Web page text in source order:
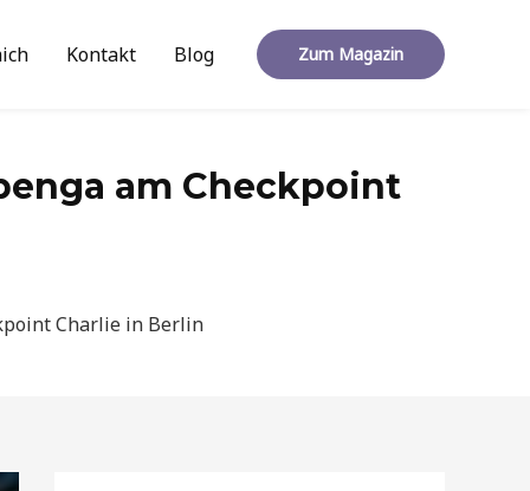
Kontakt Blog Zum Magazin
am Checkpoint
Charlie in Berlin